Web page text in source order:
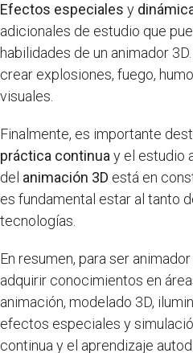
Efectos especiales y
adicionales de estudio que
habilidades de un animador
crear explosiones, fuego,
visuales.
Finalmente, es importante
práctica continua y el estudio
del animación 3D está en
es fundamental estar al tanto
tecnologías.
En resumen, para ser
adquirir conocimientos en
animación, modelado 3D,
efectos especiales y
continua y el aprendizaje